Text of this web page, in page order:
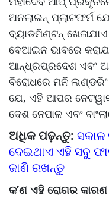
ଅନଲାଇନ୍ ପ୍ଲାଟଫର୍ମ
ବ୍ୟାଡମିଣ୍ଟନ୍
ବେଆଇନ ଭାବରେ
ଆନ୍ଧ୍ରପ୍ରଦେଶ ଏବଂ
ବିରୋଧରେ ମନି ଲଣ୍ଡରିଂ
ଯେ, ଏହି ଆପର
ଦେଶ ନେପାଳ ଏବଂ
ଅଧିକ ପଢ଼ନ୍ତୁ: ସକାଳ
ଦେଇଥାଏ ଏହି ସବୁ
ଜାଣି ରଖନ୍ତୁ
କ’ଣ ଏହି ରୋଗର କାରଣ